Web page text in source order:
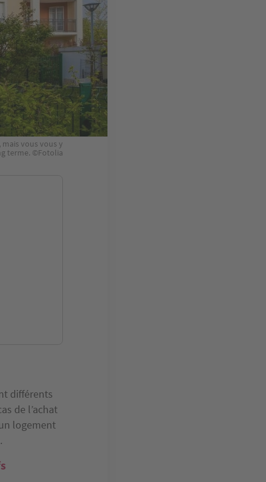
vous vous y
terme. ©Fotolia
différents
de l’achat
logement